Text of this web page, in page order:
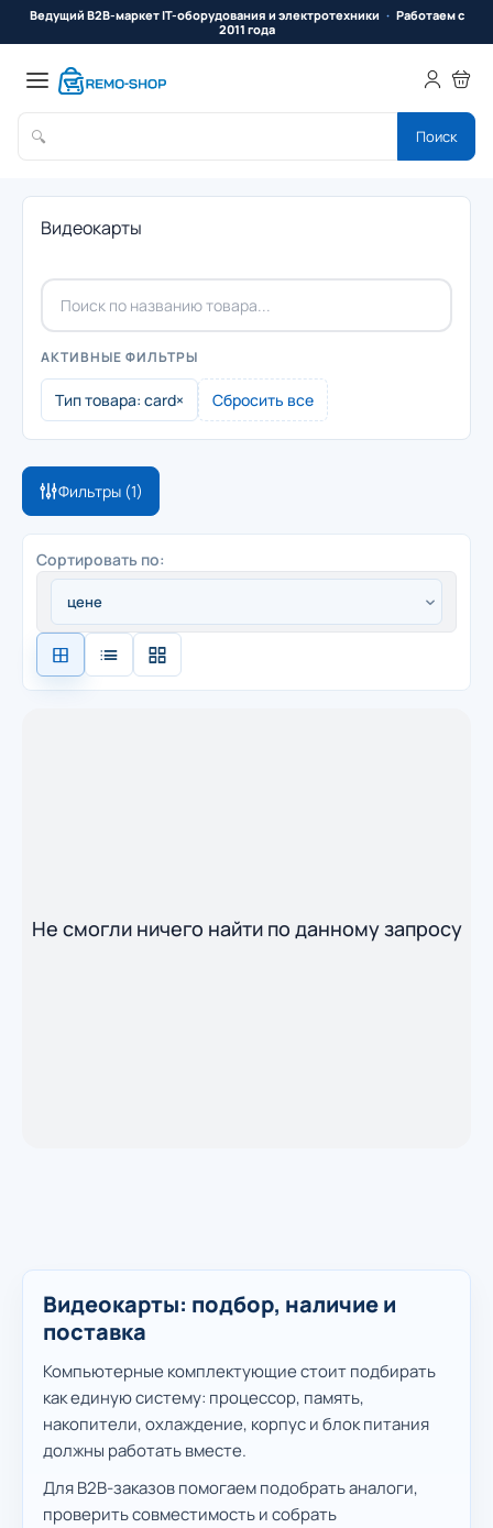
Ведущий B2B-маркет IT-оборудования и электротехники
Работаем с
2011 года
🔍 Поиск
Видеокарты
АКТИВНЫЕ ФИЛЬТРЫ
Тип товара: card× Сбросить все
Фильтры (1)
Сортировать по:
Не смогли ничего найти по данному запросу
Видеокарты: подбор, наличие и
поставка
Компьютерные комплектующие стоит подбирать
как единую систему: процессор, память,
накопители, охлаждение, корпус и блок питания
должны работать вместе.
Для B2B-заказов помогаем подобрать аналоги,
проверить совместимость и собрать